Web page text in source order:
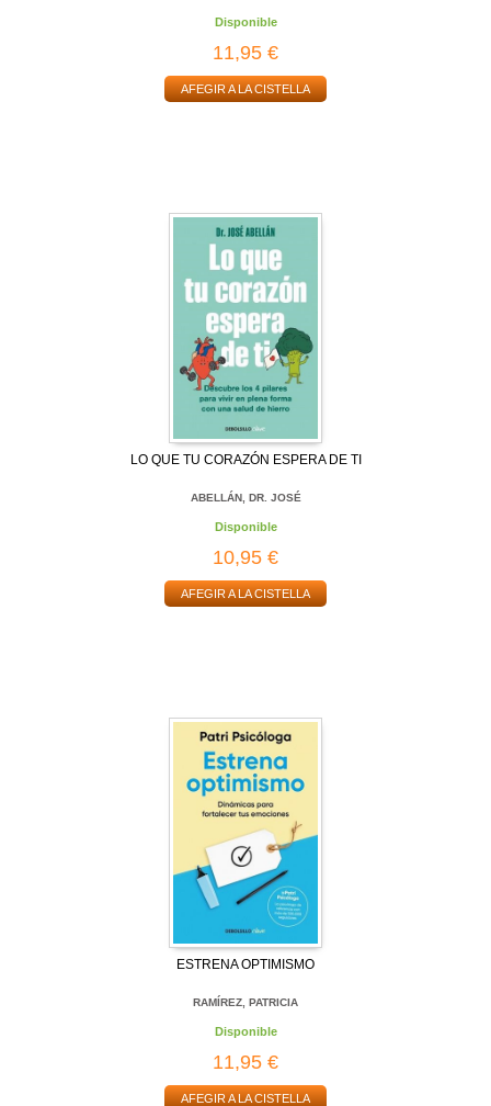
Disponible
11,95 €
AFEGIR A LA CISTELLA
LO QUE TU CORAZÓN ESPERA DE TI
ABELLÁN, DR. JOSÉ
Disponible
10,95 €
AFEGIR A LA CISTELLA
ESTRENA OPTIMISMO
RAMÍREZ, PATRICIA
Disponible
11,95 €
AFEGIR A LA CISTELLA